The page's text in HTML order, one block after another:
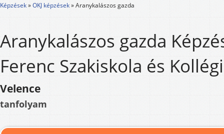
Képzések»OKJ képzések»Aranykalászos gazda
Aranykalászos gazda
Ferenc Szakiskola és
Velence
tanfolyam